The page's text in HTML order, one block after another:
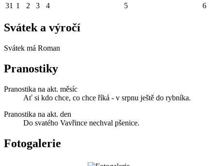
31 1 2 3 4 5 6
Svátek a výročí
Svátek má Roman
Pranostiky
Pranostika na akt. měsíc
Ať si kdo chce, co chce říká - v srpnu ještě do rybníka.
Pranostika na akt. den
Do svatého Vavřince nechval pšenice.
Fotogalerie